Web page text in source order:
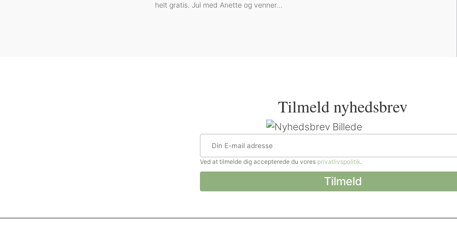
helt gratis. Jul med Anette og venner...
Tilmeld nyhedsbrev
Ved at tilmelde dig accepterede du vores privatlivspolitik